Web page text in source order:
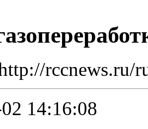
rccnews.ru/
14:16:08